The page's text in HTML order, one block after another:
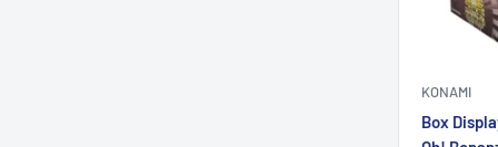
KONAMI
Box